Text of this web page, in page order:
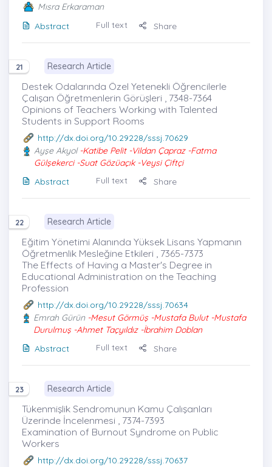
Mısra Erkaraman
Abstract
Full text Share
21 Research Article
Destek Odalarında Özel Yetenekli Öğrencilerle
Çalışan Öğretmenlerin Görüşleri , 7348-7364
Opinions of Teachers Working with Talented
Students in Support Rooms
http://dx.doi.org/10.29228/sssj.70629
Ayşe Akyol-Katibe Pelit -Vildan Çapraz -Fatma
Gülşekerci -Suat Gözüaçık -Veysi Çiftçi
Abstract
Full text Share
22 Research Article
Eğitim Yönetimi Alanında Yüksek Lisans Yapmanın
Öğretmenlik Mesleğine Etkileri , 7365-7373
The Effects of Having a Master's Degree in
Educational Administration on the Teaching
Profession
http://dx.doi.org/10.29228/sssj.70634
Emrah Gürün-Mesut Görmüş -Mustafa Bulut -Mustafa
Durulmuş -Ahmet Taçyıldız -İbrahim Doblan
Abstract
Full text Share
23 Research Article
Tükenmişlik Sendromunun Kamu Çalışanları
Üzerinde İncelenmesi , 7374-7393
Examination of Burnout Syndrome on Public
Workers
http://dx.doi.org/10.29228/sssj.70637